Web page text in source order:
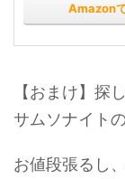
Amazon
【おまけ】探
サムソナイト
お値段張るし